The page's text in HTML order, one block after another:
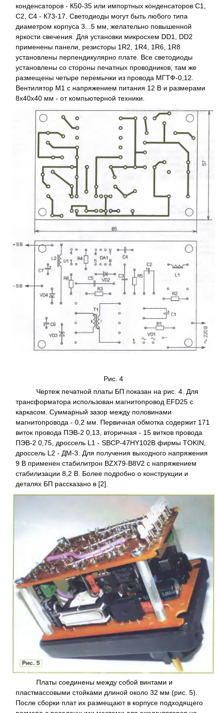
конденсаторов - К50-35 или импортных конденсаторов С1,
С2, С4 - К73-17. Светодиоды могут быть любого типа
диаметром корпуса 3...5 мм, желательно повышенной
яркости свечения. Для установки микросхем DD1, DD2
применены панели, резисторы 1R2, 1R4, 1R6, 1R8
установлены перпендикулярно плате. Все светодиоды
установлены со стороны печатных проводников, там же
размещены четыре перемычки из провода МГТФ-0,12.
Вентилятор М1 с напряжением питания 12 В и размерами
8x40x40 мм - от компьютерной техники.
Рис. 4
Чертеж печатной платы БП показан на рис. 4. Для
трансформатора использован магнитопровод EFD25 с
каркасом. Суммарный зазор между половинами
магнитопровода - 0,2 мм. Первичная обмотка содержит 171
виток провода ПЭВ-2 0,13, вторичная - 15 витков провода
ПЭВ-2 0,75, дроссель L1 - SBCP-47HY102B фирмы TOKIN,
дроссель L2 - ДМ-3. Для получения выходного напряжения
9 В применен стабилитрон BZX79-B8V2 с напряжением
стабилизации 8,2 В. Более подробно о конструкции и
деталях БП рассказано в [2].
Платы соединены между собой винтами и
пластмассовыми стойками длиной около 32 мм (рис. 5).
После сборки плат их размещают в корпусе подходящего